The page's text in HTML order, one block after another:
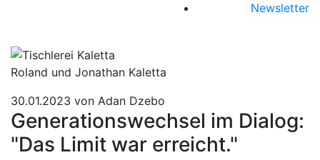
Newsletter
Roland und Jonathan Kaletta
30.01.2023 von Adan Dzebo
Generationswechsel im Dialog:
"Das Limit war erreicht."